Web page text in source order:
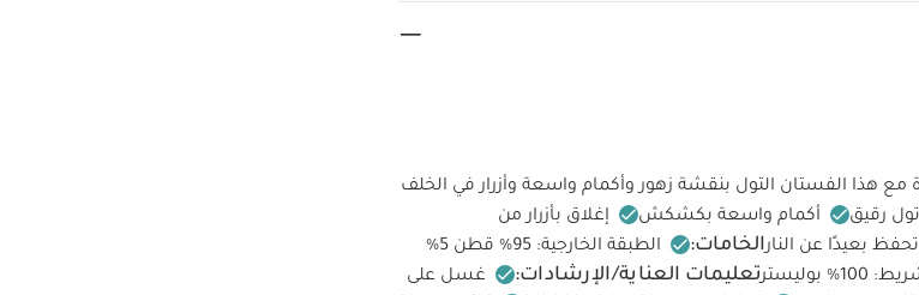
مع هذا الفستان التول بنقشة زهور وأكمام واسعة وأزرار في الخلف
رقيق أكمام واسعة بكشكش
إغلاق بأزرار من
تحفظ بعيدًا عن النارالخامات:
الطبقة الخارجية: 95‏‏%‏‏ قطن 5‏‏%‏‏
100‏‏‏%‏‏ بوليستر تعليمات العناية/الإرشادات:
غسل على